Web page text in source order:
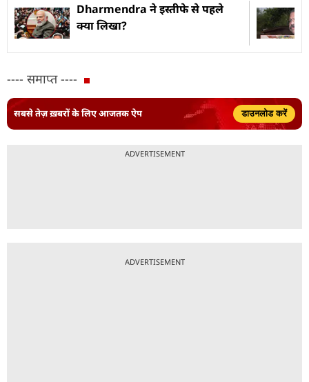
Dharmendra ने इस्तीफे से पहले
क्या लिखा?
---- समाप्त ----
सबसे तेज़ ख़बरों के लिए आजतक ऐप डाउनलोड करें
ADVERTISEMENT
ADVERTISEMENT